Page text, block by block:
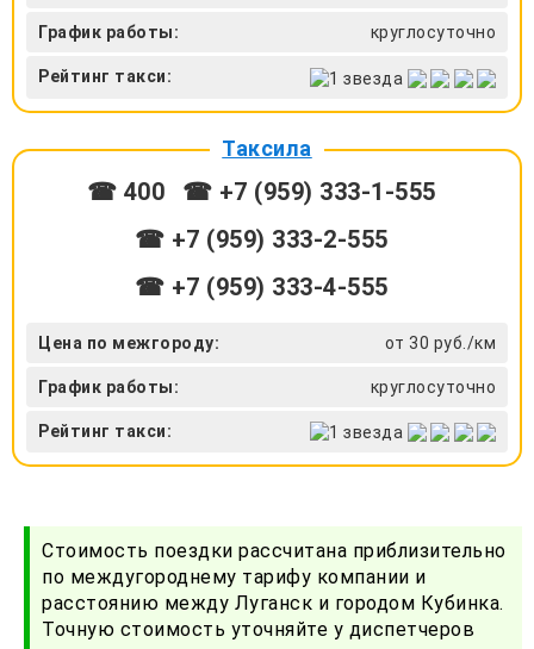
График работы: круглосуточно
Рейтинг такси:
Таксила
☎ 400
☎ +7 (959) 333-1-555
☎ +7 (959) 333-2-555
☎ +7 (959) 333-4-555
Цена по межгороду: от 30 руб./км
График работы: круглосуточно
Рейтинг такси:
Стоимость поездки рассчитана приблизительно
по междугороднему тарифу компании и
расстоянию между Луганск и городом Кубинка.
Точную стоимость уточняйте у диспетчеров